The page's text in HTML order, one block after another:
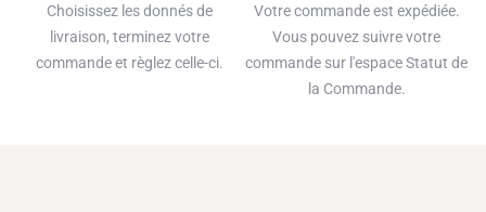
Choisissez les donnés de
livraison, terminez votre
commande et règlez celle-ci.
Votre commande est expédiée.
Vous pouvez suivre votre
commande sur l'espace Statut de
la Commande.